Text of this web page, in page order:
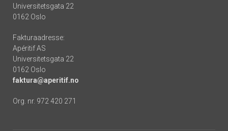
Universitetsgata 22
0162 Oslo
Fakturaadresse:
Apéritif AS
Universitetsgata 22
0162 Oslo
faktura@aperitif.no
Org. nr. 972 420 271